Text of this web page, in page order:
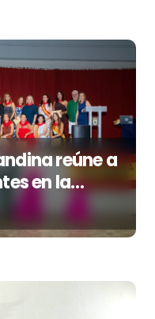
reúne a
en la
aniversario